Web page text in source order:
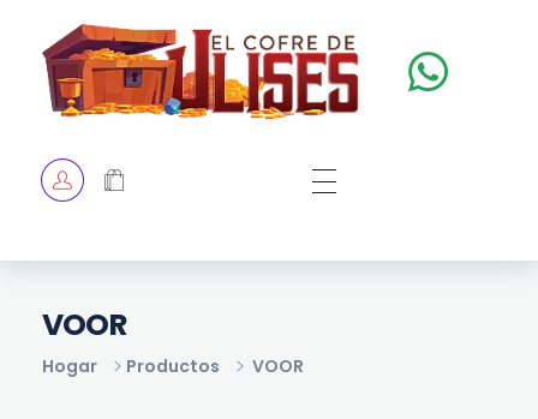
TIENDA
Hogar Productos VOOR
VOOR